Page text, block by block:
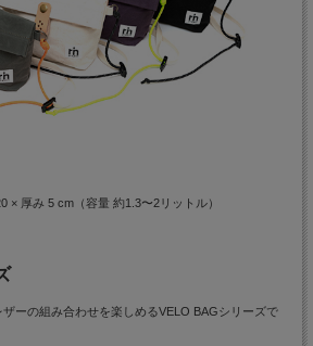
× 厚み 5 cm（容量 約1.3〜2リットル）
ーの組み合わせを楽しめるVELO BAGシリーズで